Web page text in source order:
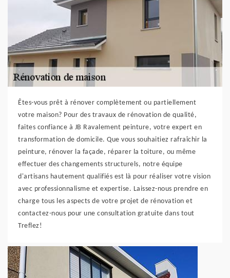
Êtes-vous prêt à rénover complètement ou partiellement
votre maison? Pour des travaux de rénovation de qualité,
faites confiance à JB Ravalement peinture, votre expert en
transformation de domicile. Que vous souhaitiez rafraîchir la
peinture, rénover la façade, réparer la toiture, ou même
effectuer des changements structurels, notre équipe
d'artisans hautement qualifiés est là pour réaliser votre vision
avec professionnalisme et expertise. Laissez-nous prendre en
charge tous les aspects de votre projet de rénovation et
contactez-nous pour une consultation gratuite dans tout
Treflez!